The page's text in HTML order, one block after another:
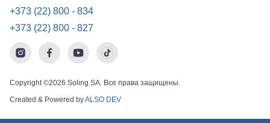
+373 (22) 800 - 834
+373 (22) 800 - 827
Copyright ©2026 Soling SA. Все права защищены.
Created & Powered byALSO DEV